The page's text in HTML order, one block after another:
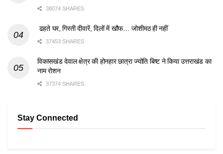
38074 SHARES
ढहते घर, गिरती दीवारें, दिलों में खौफ… जोशीमठ ही नहीं
37453 SHARES
विकासखंड देवाल क्षेत्र की होनहार छात्रा ज्योति बिष्ट ने किया उत्तराखंड का
नाम रोशन
37374 SHARES
Stay Connected